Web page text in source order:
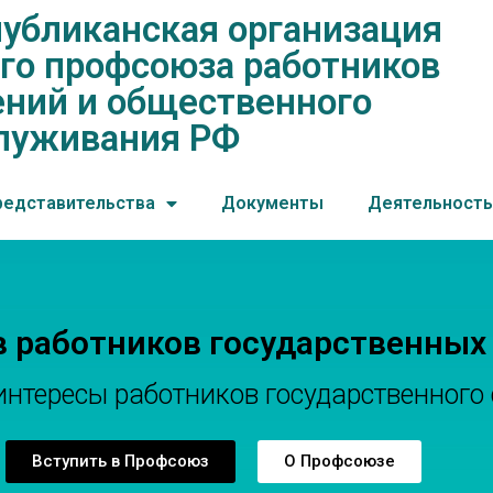
организация
и общественного
организация
профсоюза работников
и общественного
РФ
Документы Деятельность
работников государственного
Вступить в Профсоюз О Профсоюзе